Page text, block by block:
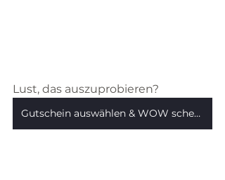
Lust, das auszuprobieren?
Gutschein auswählen & WOW schenken